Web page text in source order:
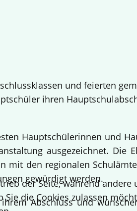
und feierten
ihren
Hauptschülerinnen und
ausgezeichnet. Die
mit den regionalen
gewürdigt werden.
Abschluss und
der Seite, während
die Cookies zulassen